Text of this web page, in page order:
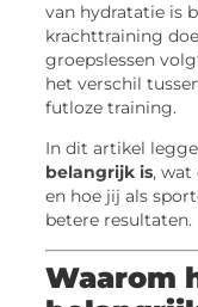
van hydratatie is
krachttraining
groepslessen
het verschil
futloze training.
In dit artikel
belangrijk is, wat
en hoe jij als
betere resultaten.
Waarom